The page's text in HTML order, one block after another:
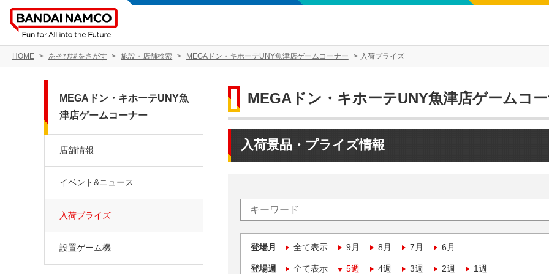
HOME あそび場をさがす 施設・店舗検索 MEGAドン・キホーテUNY魚津店ゲームコーナー 入荷プライズ
MEGAドン・キホーテUNY魚津店ゲームコ
入荷景品・プライズ情報
登場月 全て表示 9月 8月 7月 6月
登場週 全て表示 5週 4週 3週 2週 1週
MEGAドン・キホーテUNY魚
津店ゲームコーナー
店舗情報
イベント&ニュース
入荷プライズ
設置ゲーム機